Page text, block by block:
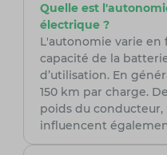
Quelle est
électrique ?
L'autonomie varie
capacité de la
d’utilisation. En
150 km par charge.
poids du
influencent